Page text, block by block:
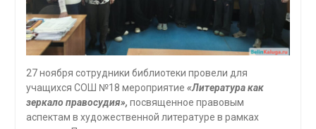
27 ноября сотрудники библиотеки провели для
учащихся СОШ №18 мероприятие «Литература как
зеркало правосудия», посвященное правовым
аспектам в художественной литературе в рамках